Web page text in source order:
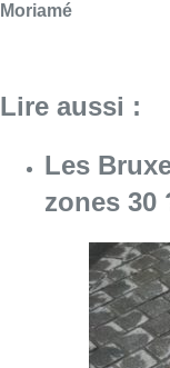
07 août 2026